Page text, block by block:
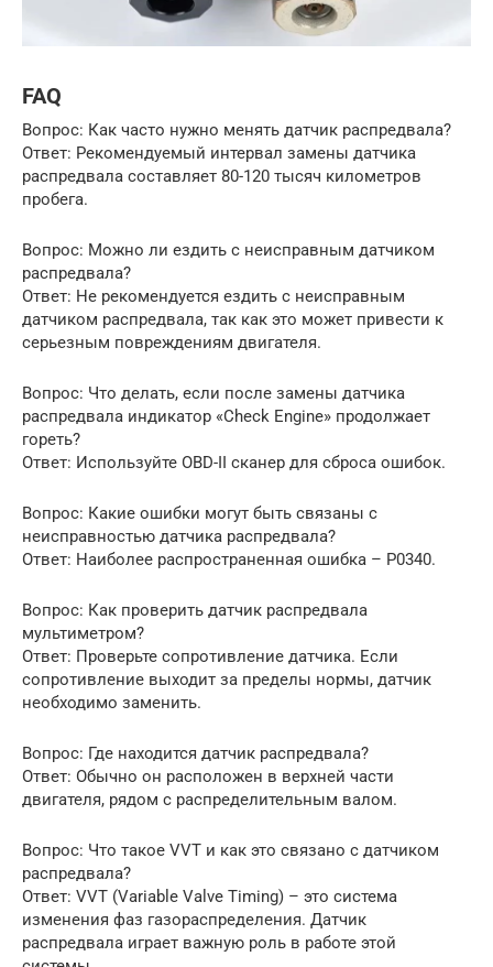
FAQ
Вопрос: Как часто нужно менять датчик распредвала?
Ответ: Рекомендуемый интервал замены датчика
распредвала составляет 80-120 тысяч километров
пробега.
Вопрос: Можно ли ездить с неисправным датчиком
распредвала?
Ответ: Не рекомендуется ездить с неисправным
датчиком распредвала, так как это может привести к
серьезным повреждениям двигателя.
Вопрос: Что делать, если после замены датчика
распредвала индикатор «Check Engine» продолжает
гореть?
Ответ: Используйте OBD-II сканер для сброса ошибок.
Вопрос: Какие ошибки могут быть связаны с
неисправностью датчика распредвала?
Ответ: Наиболее распространенная ошибка – P0340.
Вопрос: Как проверить датчик распредвала
мультиметром?
Ответ: Проверьте сопротивление датчика. Если
сопротивление выходит за пределы нормы, датчик
необходимо заменить.
Вопрос: Где находится датчик распредвала?
Ответ: Обычно он расположен в верхней части
двигателя, рядом с распределительным валом.
Вопрос: Что такое VVT и как это связано с датчиком
распредвала?
Ответ: VVT (Variable Valve Timing) – это система
изменения фаз газораспределения. Датчик
распредвала играет важную роль в работе этой